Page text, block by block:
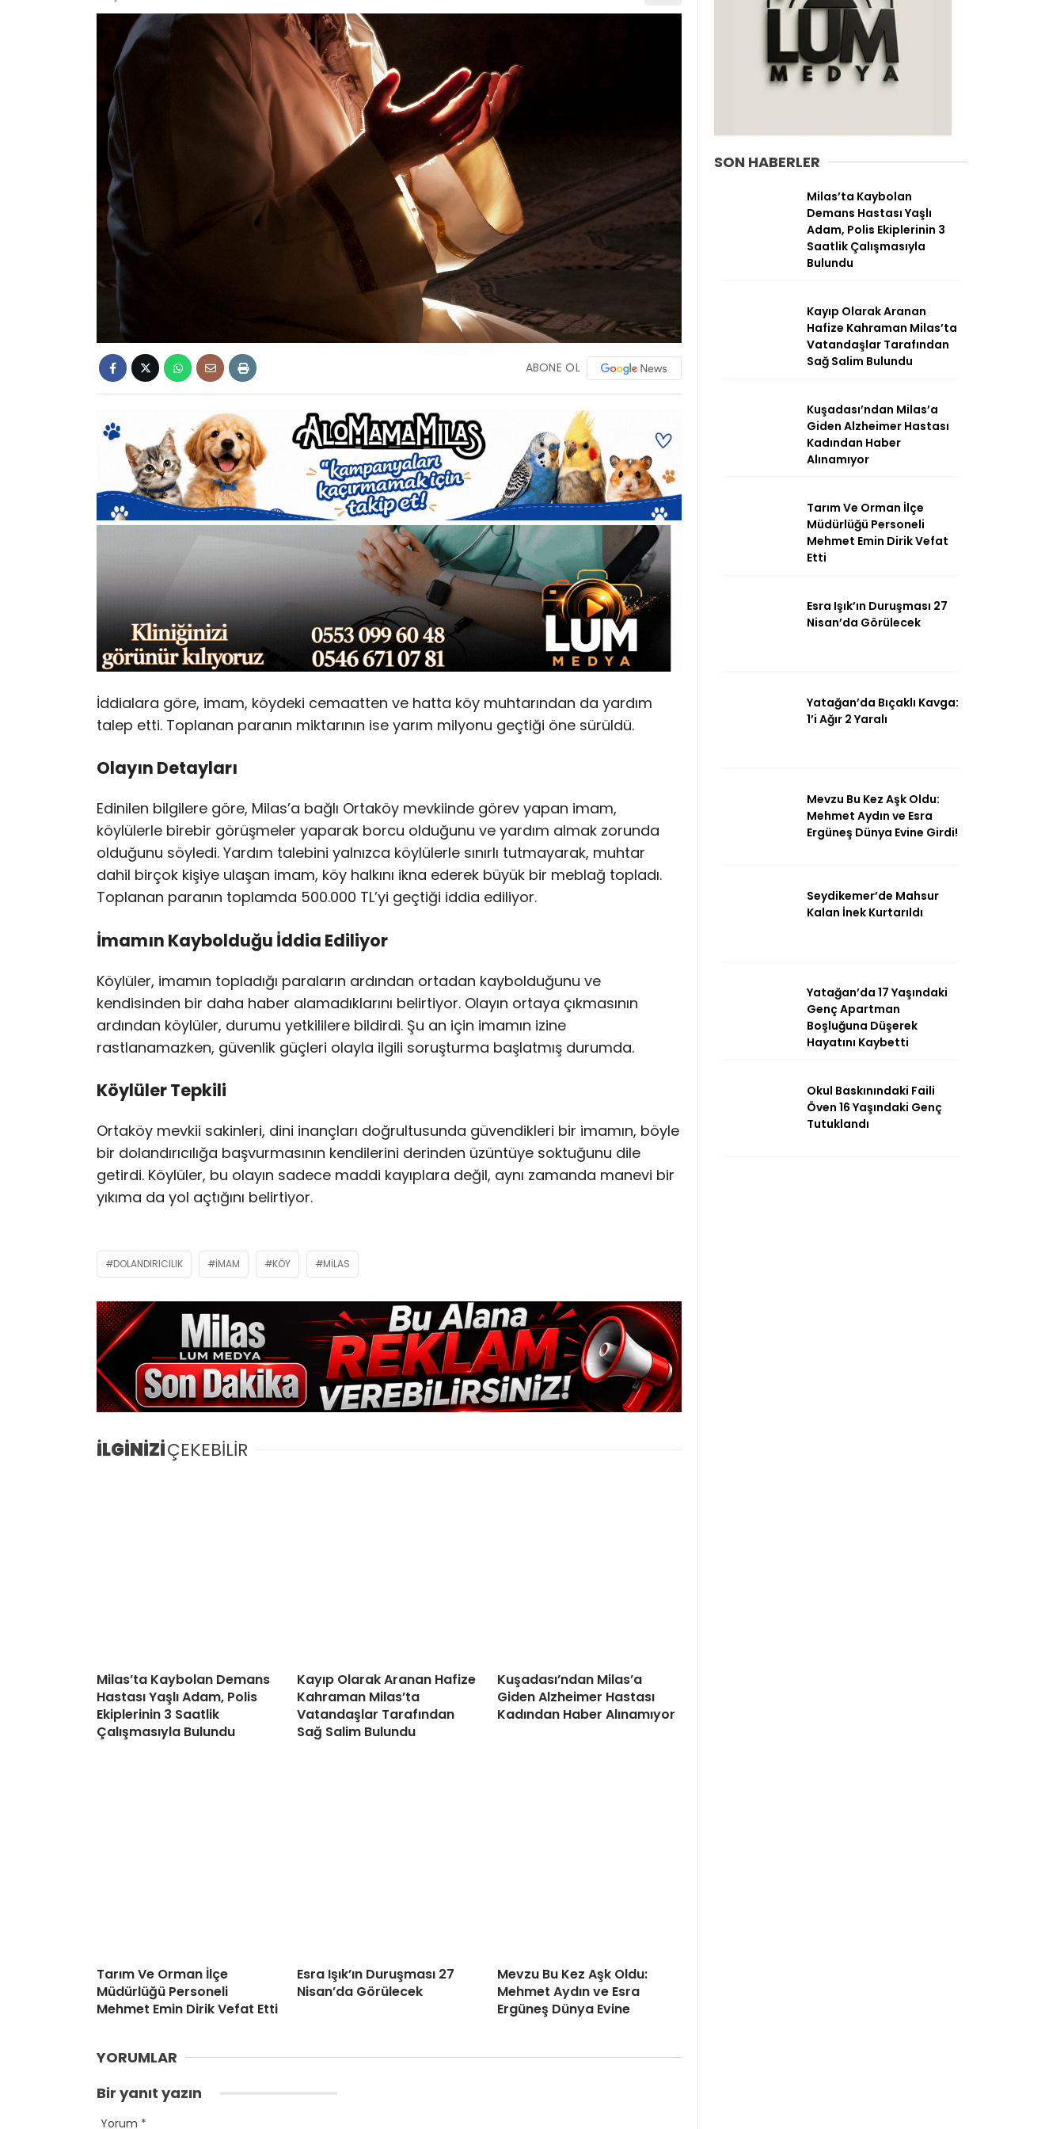
Facebook
Instagram
ABONE OL
İddialara göre, imam, köydeki cemaatten ve hatta köy muhtarından da yardım
talep etti. Toplanan paranın miktarının ise yarım milyonu geçtiği öne sürüldü.
Olayın Detayları
Edinilen bilgilere göre, Milas’a bağlı Ortaköy mevkiinde görev yapan imam,
köylülerle birebir görüşmeler yaparak borcu olduğunu ve yardım almak zorunda
olduğunu söyledi. Yardım talebini yalnızca köylülerle sınırlı tutmayarak, muhtar
dahil birçok kişiye ulaşan imam, köy halkını ikna ederek büyük bir meblağ topladı.
Toplanan paranın toplamda 500.000 TL’yi geçtiği iddia ediliyor.
İmamın Kaybolduğu İddia Ediliyor
Köylüler, imamın topladığı paraların ardından ortadan kaybolduğunu ve
kendisinden bir daha haber alamadıklarını belirtiyor. Olayın ortaya çıkmasının
ardından köylüler, durumu yetkililere bildirdi. Şu an için imamın izine
rastlanamazken, güvenlik güçleri olayla ilgili soruşturma başlatmış durumda.
Köylüler Tepkili
Ortaköy mevkii sakinleri, dini inançları doğrultusunda güvendikleri bir imamın, böyle
bir dolandırıcılığa başvurmasının kendilerini derinden üzüntüye soktuğunu dile
getirdi. Köylüler, bu olayın sadece maddi kayıplara değil, aynı zamanda manevi bir
yıkıma da yol açtığını belirtiyor.
DOLANDIRICILIK IMAM KÖY MILAS
İLGİNİZİÇEKEBİLİR
Milas’ta Kaybolan Demans
Hastası Yaşlı Adam, Polis
Ekiplerinin 3 Saatlik
Çalışmasıyla Bulundu
Kayıp Olarak Aranan Hafize
Kahraman Milas’ta
Vatandaşlar Tarafından
Sağ Salim Bulundu
Kuşadası’ndan Milas’a
Giden Alzheimer Hastası
Kadından Haber Alınamıyor
Tarım Ve Orman İlçe
Müdürlüğü Personeli
Mehmet Emin Dirik Vefat Etti
Esra Işık’ın Duruşması 27
Nisan’da Görülecek
Mevzu Bu Kez Aşk Oldu:
Mehmet Aydın ve Esra
Ergüneş Dünya Evine
YORUMLAR
Bir yanıt yazın
Yorum *
SON HABERLER
Milas’ta Kaybolan
Demans Hastası Yaşlı
Adam, Polis Ekiplerinin 3
Saatlik Çalışmasıyla
Bulundu
Kayıp Olarak Aranan
Hafize Kahraman Milas’ta
Vatandaşlar Tarafından
Sağ Salim Bulundu
Kuşadası’ndan Milas’a
Giden Alzheimer Hastası
Kadından Haber
Alınamıyor
Tarım Ve Orman İlçe
Müdürlüğü Personeli
Mehmet Emin Dirik Vefat
Etti
Esra Işık’ın Duruşması 27
Nisan’da Görülecek
Yatağan’da Bıçaklı Kavga:
1’i Ağır 2 Yaralı
Mevzu Bu Kez Aşk Oldu:
Mehmet Aydın ve Esra
Ergüneş Dünya Evine Girdi!
Seydikemer’de Mahsur
Kalan İnek Kurtarıldı
Yatağan’da 17 Yaşındaki
Genç Apartman
Boşluğuna Düşerek
Hayatını Kaybetti
Okul Baskınındaki Faili
Öven 16 Yaşındaki Genç
Tutuklandı